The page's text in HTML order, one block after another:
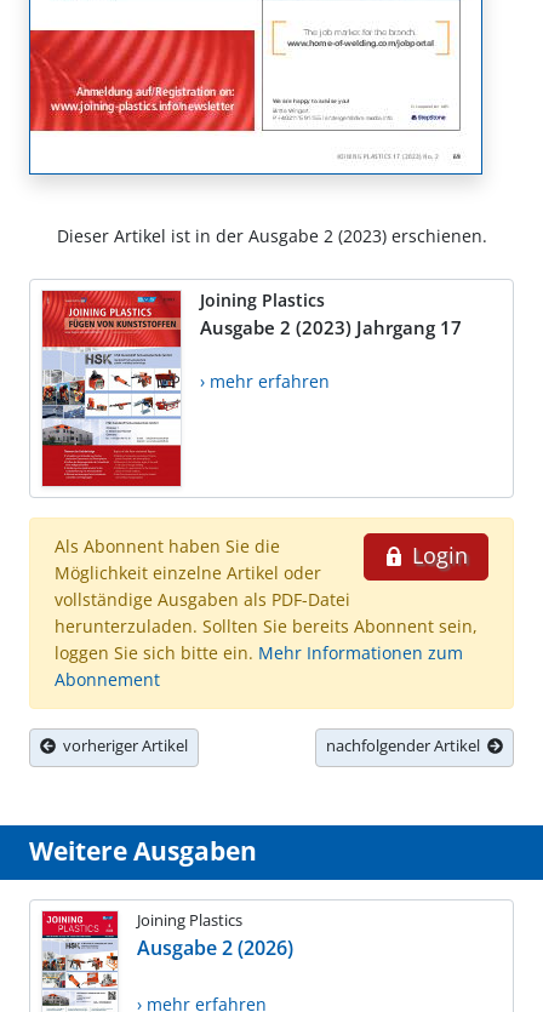
Dieser Artikel ist in der Ausgabe 2 (2023) erschienen.
Joining Plastics
Ausgabe 2 (2023) Jahrgang 17
› mehr erfahren
Login
Als Abonnent haben Sie die
Möglichkeit einzelne Artikel oder
vollständige Ausgaben als PDF-Datei
herunterzuladen. Sollten Sie bereits Abonnent sein,
loggen Sie sich bitte ein. Mehr Informationen zum
Abonnement
vorheriger Artikel nachfolgender Artikel
Weitere Ausgaben
Joining Plastics
Ausgabe 2 (2026)
› mehr erfahren